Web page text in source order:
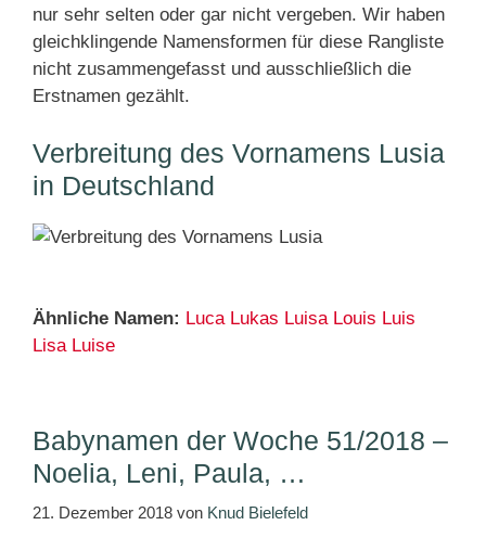
nur sehr selten oder gar nicht vergeben. Wir haben
gleichklingende Namensformen für diese Rangliste
nicht zusammengefasst und ausschließlich die
Erstnamen gezählt.
Verbreitung des Vornamens Lusia
in Deutschland
Ähnliche Namen: Luca Lukas Luisa Louis Luis
Lisa Luise
Babynamen der Woche 51/2018 –
Noelia, Leni, Paula, …
21. Dezember 2018 von Knud Bielefeld